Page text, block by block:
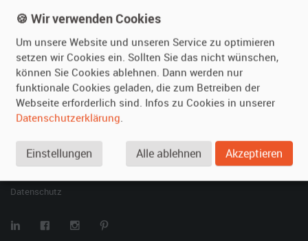
Fotos senden
Fragen für Vermieter
Inserat verwalten
Kontakt
SPECIAL
Berühmte Filmautos –
Datenschutz
🍪 Wir verwenden Cookies
Um unsere Website und unseren Service zu optimieren
setzen wir Cookies ein. Sollten Sie das nicht wünschen,
können Sie Cookies ablehnen. Dann werden nur
funktionale Cookies geladen, die zum Betreiben der
Webseite erforderlich sind. Infos zu Cookies in unserer
Datenschutzerklärung.
Einstellungen Alle ablehnen Akzeptieren